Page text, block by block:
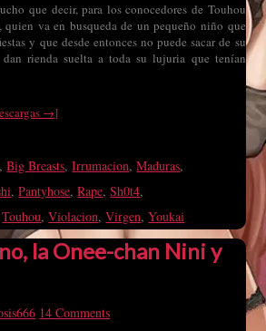
que decir, para los conocedores de Touhou
va en busqueda de un pequeño niño que
y que desde entonces no puede sacar de su
rienda suelta a toda su lujuria que tenían
→]
,Big Breasts,Irrumacion,Maduras,
,Pantyhose,Rape,Sh0t4,
Touhou,Violacion,Virgen,Youkai
la Onee-chan Nini y
14 Comments